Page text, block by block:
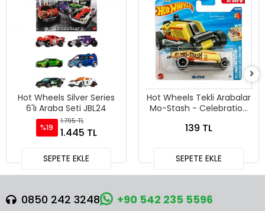
Hot Wheels Silver Series
6'lı Araba Seti JBL24
%19
1.795 TL
1.445 TL
SEPETE EKLE
Hot Wheels Tekli Arabalar
Mo-Stash - Celebration
139 TL
SEPETE EKLE
0850 242 3248 +90 542 235 5596